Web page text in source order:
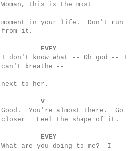
Woman, this is the most
moment in your life.
Don't run
from it.
EVEY
I don't know what -- Oh god -- I
can't breathe --
next to her.
V
Good.
You're almost there.
Go
closer.
Feel the shape of it.
EVEY
What are you doing to me?
I